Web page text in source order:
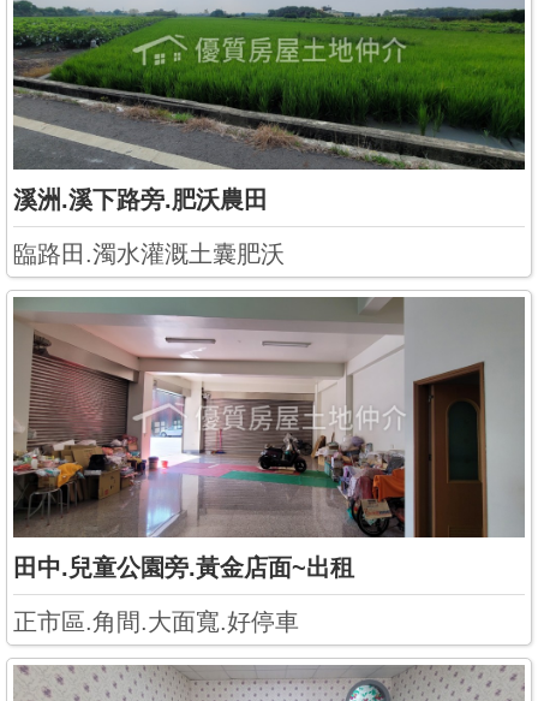
溪洲.溪下路旁.肥沃農田
臨路田.濁水灌溉土囊肥沃
田中.兒童公園旁.黃金店面~出租
正市區.角間.大面寬.好停車